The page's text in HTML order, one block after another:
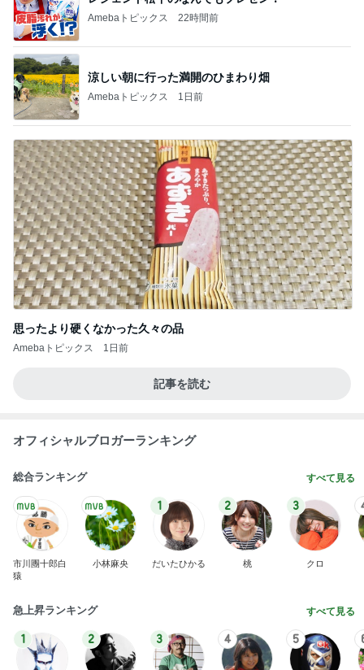
Amebaトピックス 22時間前
涼しい朝に行った満開のひまわり畑
Amebaトピックス 1日前
思ったより硬くなかった久々の品
Amebaトピックス 1日前
記事を読む
オフィシャルブロガーランキング
総合ランキング すべて見る
市川團十郎白
猿
小林麻央
1
だいたひかる
2
桃
3
クロ
急上昇ランキング すべて見る
1 2 3 4 5